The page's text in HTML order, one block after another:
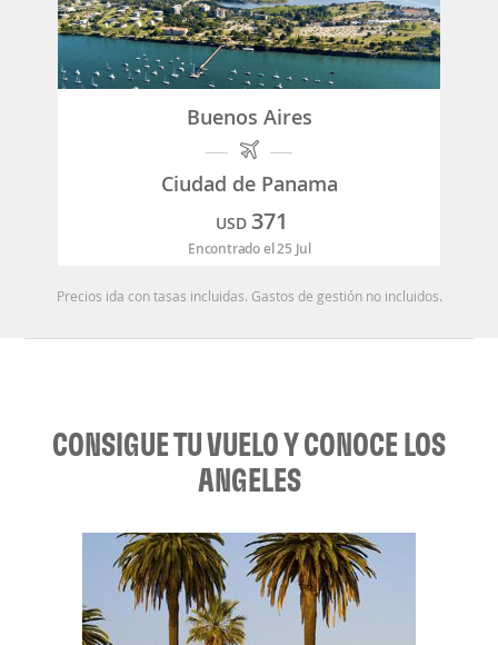
Buenos Aires
Ciudad de Panama
USD 371
Encontrado el 25 Jul
Precios ida con tasas incluidas. Gastos de gestión no incluidos.
CONSIGUE TU VUELO Y CONOCE LOS
ANGELES